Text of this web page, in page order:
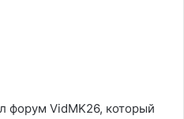
форум VidMK26, который